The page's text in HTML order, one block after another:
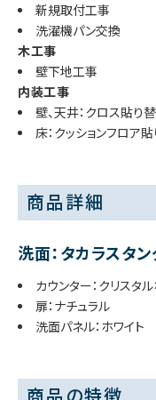
新規取付工事
洗濯機パン交換
木工事
壁下地工事
内装工事
壁、天井：クロス貼り
床：クッションフロア
商品詳細
洗面：タカラスタ
カウンター：クリスタ
扉：ナチュラル
洗面パネル：ホワイト